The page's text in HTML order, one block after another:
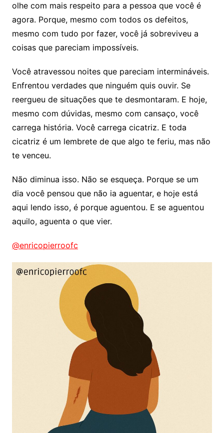
olhe com mais respeito para a pessoa que você é
agora. Porque, mesmo com todos os defeitos,
mesmo com tudo por fazer, você já sobreviveu a
coisas que pareciam impossíveis.
Você atravessou noites que pareciam intermináveis.
Enfrentou verdades que ninguém quis ouvir. Se
reergueu de situações que te desmontaram. E hoje,
mesmo com dúvidas, mesmo com cansaço, você
carrega história. Você carrega cicatriz. E toda
cicatriz é um lembrete de que algo te feriu, mas não
te venceu.
Não diminua isso. Não se esqueça. Porque se um
dia você pensou que não ia aguentar, e hoje está
aqui lendo isso, é porque aguentou. E se aguentou
aquilo, aguenta o que vier.
@enricopierroofc